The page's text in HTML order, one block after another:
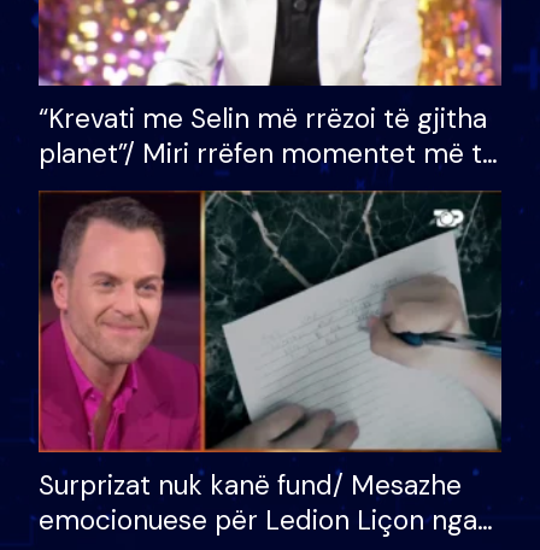
“Krevati me Selin më rrëzoi të gjitha
planet”/ Miri rrëfen momentet më të
bukura në shtëpinë e BB VIP: Do më
mungojë zilja e mëngjesit kur…
Surprizat nuk kanë fund/ Mesazhe
emocionuese për Ledion Liçon nga